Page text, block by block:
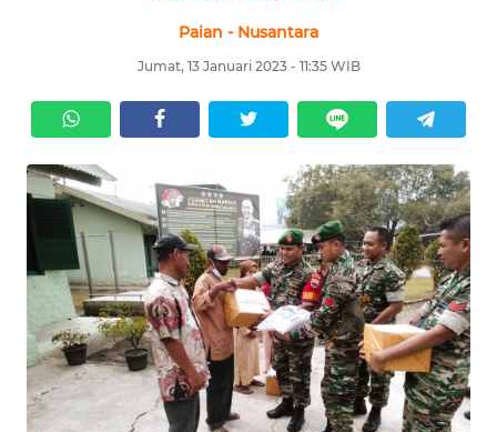
Paian - Nusantara
Jumat, 13 Januari 2023 - 11:35 WIB
SERBI
OPINI
Informasi
INDEKS
BERITA
KONTAK
KAMI